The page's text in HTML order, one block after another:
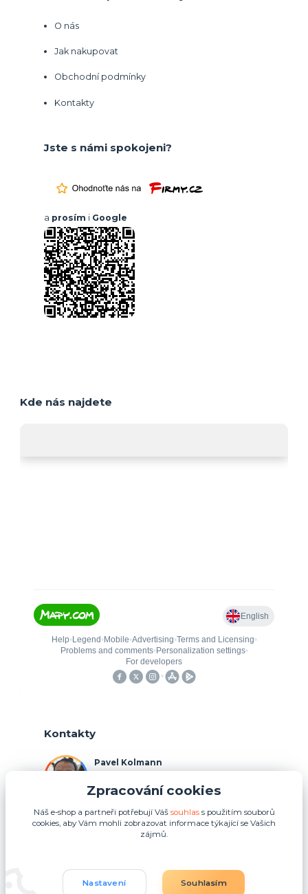
O nás
Jak nakupovat
Obchodní podmínky
Kontakty
Jste s námi spokojeni?
a prosím i Google
Kde nás najdete
Kontakty
Pavel Kolmann
(Po-Ne, 8:00-17:00 hod.)
p.kolmann@coolplays.cz
Zpracování cookies
Náš e-shop a partneři potřebují Váš souhlass použitím souborů
cookies, aby Vám mohli zobrazovat informace týkající se Vašich
zájmů.
Nastavení Souhlasím